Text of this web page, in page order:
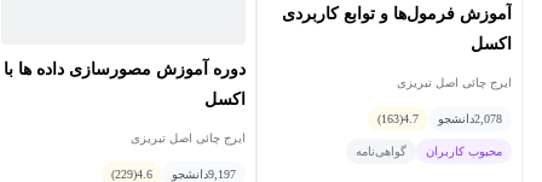
دوره‌ی آموزش قدم به قدم اکسل، برای چه افرادی مناسب
است؟
این دوره برای تمام افرادی است که نیاز دارند با نرم‌افزار اکسل آشنا
شوند. چه خودتان به یادگیری اکسل علاقه‌مند باشید و چه حرفه‌ی
آموزش فرمول‌ها و توابع کاربردی
اکسل
ایرج چائی اصل تبریزی
2,078دانشجو 4.7
(163)
محبوب کاربران گواهی‌نامه
دوره آموزش مصورسازی داده‌ ها با
اکسل
ایرج چائی اصل تبریزی
9,197دانشجو 4.6
(229)